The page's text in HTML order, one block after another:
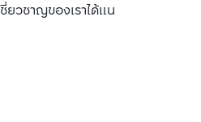
ชาญของเราได้แนะนำคอนโดให้